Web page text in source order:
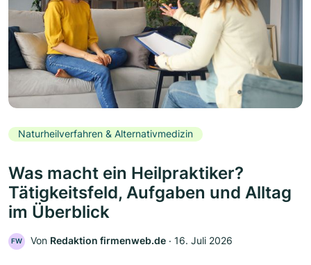
Naturheilverfahren & Alternativmedizin
Was macht ein Heilpraktiker?
Tätigkeitsfeld, Aufgaben und Alltag
im Überblick
FW Von Redaktion firmenweb.de ‧ 16. Juli 2026